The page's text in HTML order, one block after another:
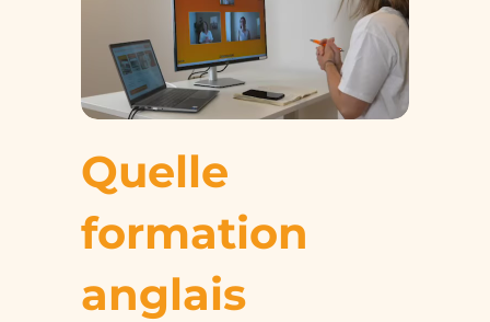
Quelle
formation
anglais